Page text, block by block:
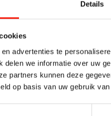
Details
advertenties te
delen we informatie over uw
partners kunnen deze
op basis van uw gebruik